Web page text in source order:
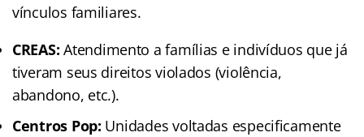
vínculos familiares.
CREAS: Atendimento a famílias e indivíduos que já
tiveram seus direitos violados (violência,
abandono, etc.).
Centros Pop: Unidades voltadas especificamente